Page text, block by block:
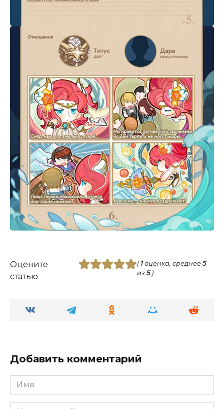
Оцените
статью
( 1оценка, среднее 5
из 5)
Добавить комментарий
Имя